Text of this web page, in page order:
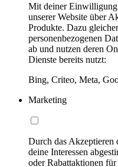
Mit deiner
unserer Website über
Produkte. Dazu
personenbezogenen
ab und nutzen deren
Dienste bereits nutzt:
Bing, Criteo, Meta,
Marketing
Durch das Akzeptieren
deine Interessen
oder Rabattaktionen